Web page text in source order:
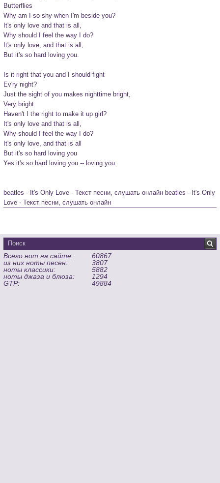
Butterflies
Why am I so shy when I'm beside you?
It's only love and that is all,
Why should I feel the way I do?
It's only love, and that is all,
But it's so hard loving you.
Is it right that you and I should fight
Ev'ry night?
Just the sight of you makes nighttime bright,
Very bright.
Haven't I the right to make it up girl?
It's only love and that is all,
Why should I feel the way I do?
It's only love, and that is all
But it's so hard loving you
Yes it's so hard loving you -- loving you.
beatles - It's Only Love - Текст песни, слушать онлайн beatles - It's Only
Love - Текст песни, слушать онлайн
Всего нот на сайте:
60867
из них ноты песен:
3807
ноты классики:
5882
ноты джаза и блюза:
1294
GTP:
49884